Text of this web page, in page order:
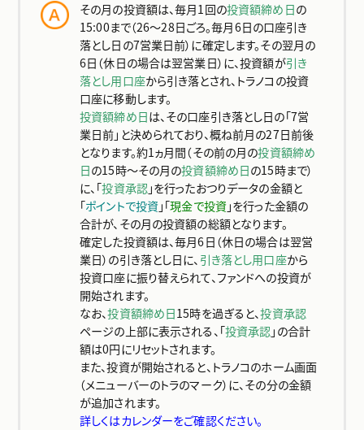
利用料
ニュース
トラの知恵
お客さまサポート
新規登録
ログイン
その月の投資額は、毎月1回の投資額締め日の
15:00まで（26～28日ごろ。毎月6日の口座引き
落とし日の7営業日前）に確定します。その翌月の
6日（休日の場合は翌営業日）に、投資額が引き
落とし用口座から引き落とされ、トラノコの投資
口座に移動します。
投資額締め日は、その口座引き落とし日の「7営
業日前」と決められており、概ね前月の27日前後
となります。約1ヵ月間（その前の月の投資額締め
日の15時～その月の投資額締め日の15時まで）
に、「投資承認」を行ったおつりデータの金額と
「ポイントで投資」「現金で投資」を行った金額の
合計が、その月の投資額の総額となります。
確定した投資額は、毎月6日（休日の場合は翌営
業日）の引き落とし日に、 引き落とし用口座から
投資口座に振り替えられて、ファンドへの投資が
開始されます。
なお、投資額締め日15時を過ぎると、投資承認
ページの上部に表示される、「投資承認」の合計
額は0円にリセットされます。
また、投資が開始されると、トラノコのホーム画面
（メニューバーのトラのマーク）に、その分の金額
が追加されます。
詳しくはカレンダーをご確認ください。